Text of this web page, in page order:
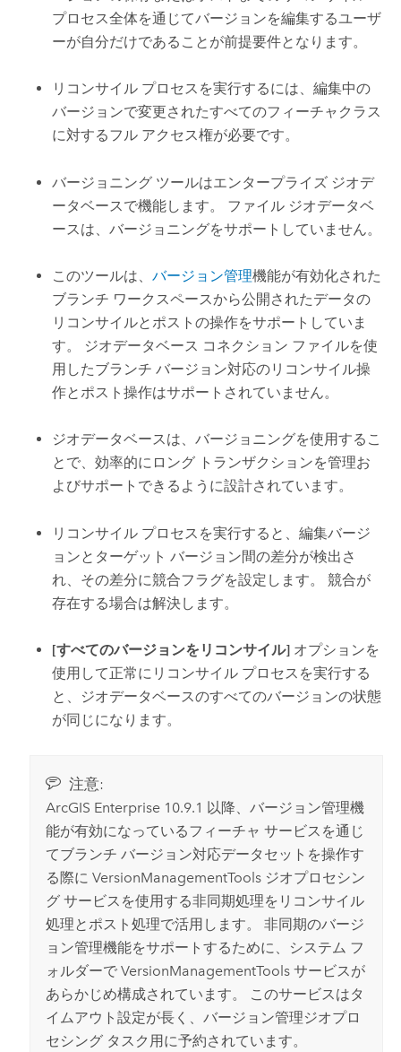
プロセス全体を通じてバージョンを編集するユーザ
ーが自分だけであることが前提要件となります。
リコンサイル プロセスを実行するには、編集中の
バージョンで変更されたすべてのフィーチャクラス
に対するフル アクセス権が必要です。
バージョニング ツールはエンタープライズ ジオデ
ータベースで機能します。 ファイル ジオデータベ
ースは、バージョニングをサポートしていません。
このツールは、バージョン管理機能が有効化された
ブランチ ワークスペースから公開されたデータの
リコンサイルとポストの操作をサポートしていま
す。 ジオデータベース コネクション ファイルを使
用したブランチ バージョン対応のリコンサイル操
作とポスト操作はサポートされていません。
ジオデータベースは、バージョニングを使用するこ
とで、効率的にロング トランザクションを管理お
よびサポートできるように設計されています。
リコンサイル プロセスを実行すると、編集バージ
ョンとターゲット バージョン間の差分が検出さ
れ、その差分に競合フラグを設定します。 競合が
存在する場合は解決します。
[すべてのバージョンをリコンサイル] オプションを
使用して正常にリコンサイル プロセスを実行する
と、ジオデータベースのすべてのバージョンの状態
が同じになります。
注意:
ArcGIS Enterprise 10.9.1 以降、バージョン管理機
能が有効になっているフィーチャ サービスを通じ
てブランチ バージョン対応データセットを操作す
る際に VersionManagementTools ジオプロセシン
グ サービスを使用する非同期処理をリコンサイル
処理とポスト処理で活用します。 非同期のバージ
ョン管理機能をサポートするために、システム フ
ォルダーで VersionManagementTools サービスが
あらかじめ構成されています。 このサービスはタ
イムアウト設定が長く、バージョン管理ジオプロ
セシング タスク用に予約されています。